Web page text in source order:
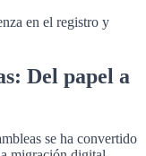
en el registro y
Del papel a
se ha convertido